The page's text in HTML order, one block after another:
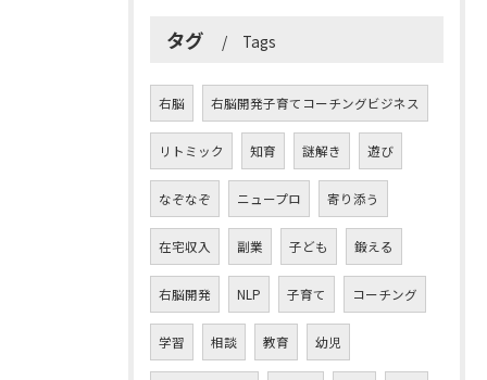
タグ Tags
右脳 右脳開発子育てコーチングビジネス
リトミック 知育 謎解き 遊び
なぞなぞ ニュープロ 寄り添う
在宅収入 副業 子ども 鍛える
右脳開発 NLP 子育て コーチング
学習 相談 教育 幼児